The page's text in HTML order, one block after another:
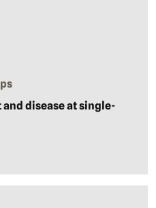
disease at single-